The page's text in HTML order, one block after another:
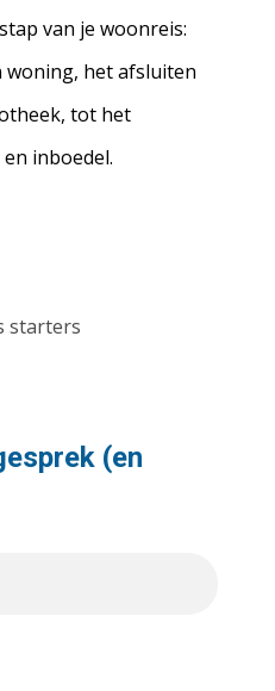
van je woonreis:
woning, het afsluiten
tot het
inboedel.
(en